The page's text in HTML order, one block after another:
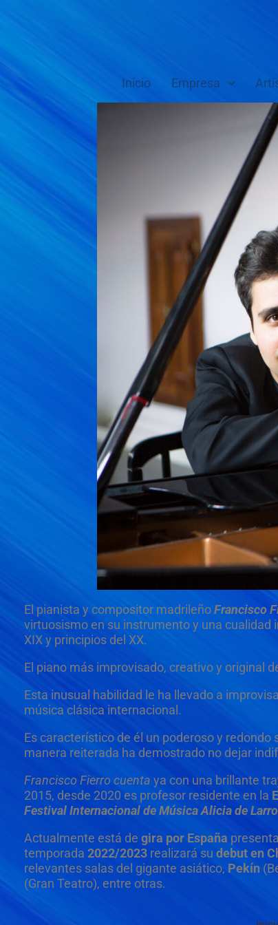
Inicio Empresa
El pianista y compositor madrileñoFrancisco
virtuosismo en su instrumento y una cualidad
XIX y principios del XX.
El piano más improvisado, creativo y original
Esta inusual habilidad le ha llevado a
música clásica internacional.
Es característico de él un poderoso y
manera reiterada ha demostrado no dejar
Francisco Fierro cuenta ya con una brillante
2015, desde 2020 es profesor residente en la
Festival Internacional de Música Alicia de
Actualmente está de gira por España
temporada 2022/2023realizará su debut en
relevantes salas del gigante asiático, Pekín
(Gran Teatro), entre otras.